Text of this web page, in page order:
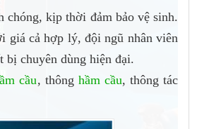
chóng, kịp thời đảm bảo vệ sinh.
giá cả hợp lý, đội ngũ nhân viên
bị chuyên dùng hiện đại.
cầu, thông hầm cầu, thông tác